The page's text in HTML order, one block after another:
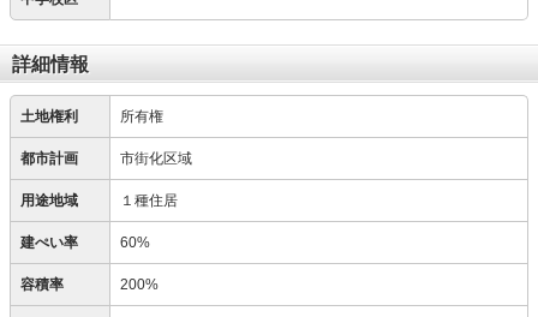
詳細情報
土地権利 所有権
都市計画 市街化区域
用途地域 １種住居
建ぺい率 60%
容積率 200%